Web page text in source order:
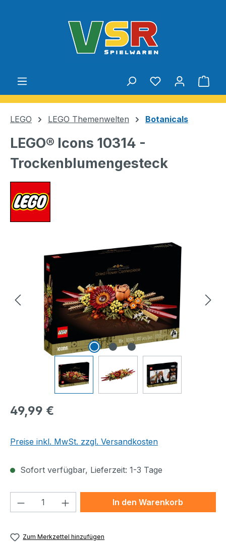
Du hast 0
LEGO LEGO Themenwelten Botanicals
LEGO® Icons 10314 -
Trockenblumengesteck
Bildergalerie überspringen
Regulärer Preis:
49,99 €
Preise inkl. MwSt. zzgl. Versandkosten
Sofort verfügbar, Lieferzeit: 1-3 Tage
Produkt Anzahl: Gib denIn den Warenkorb
Zum Merkzettel hinzufügen